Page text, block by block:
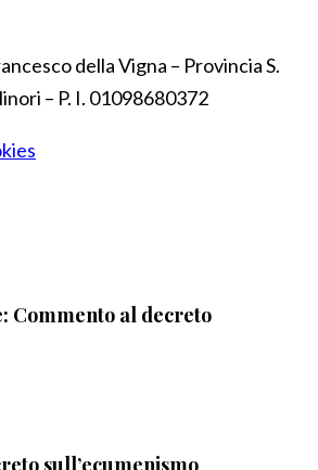
della Vigna – Provincia S.
– P. I. 01098680372
Commento al decreto
sull’ecumenismo